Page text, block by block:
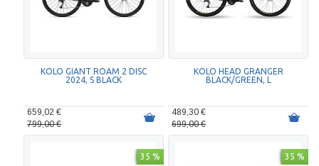
KOLO GIANT ROAM 2 DISC
2024, S BLACK
659,02 €
799,00 €
KOLO HEAD GRANGER
BLACK/GREEN, L
489,30 €
699,00 €
35 % 35 %